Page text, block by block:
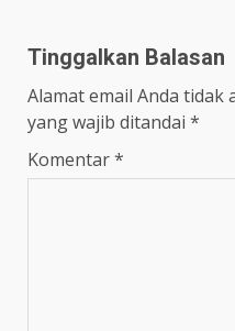
Tinggalkan Balasan
Alamat email Anda tidak
yang wajib ditandai *
Komentar*